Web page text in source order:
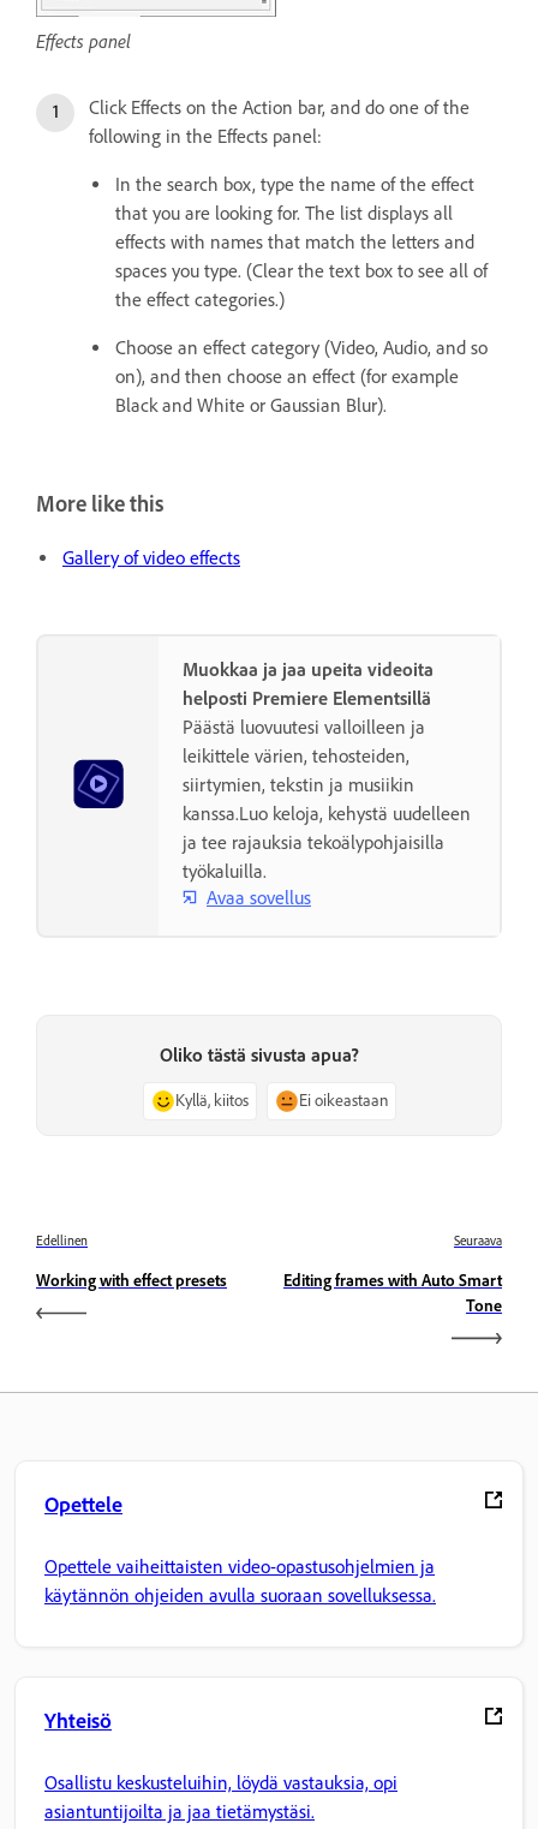
Effects panel
Click Effects on the Action bar, and do one of the
following in the Effects panel:
In the search box, type the name of the effect
that you are looking for. The list displays all
effects with names that match the letters and
spaces you type. (Clear the text box to see all of
the effect categories.)
Choose an effect category (Video, Audio, and so
on), and then choose an effect (for example
Black and White or Gaussian Blur).
More like this
Gallery of video effects
Muokkaa ja jaa upeita videoita
helposti Premiere Elementsillä
Päästä luovuutesi valloilleen ja
leikittele värien, tehosteiden,
siirtymien, tekstin ja musiikin
kanssa.Luo keloja, kehystä uudelleen
ja tee rajauksia tekoälypohjaisilla
työkaluilla.
Avaa sovellus
Oliko tästä sivusta apua?
Kyllä, kiitos Ei oikeastaan
Edellinen
Working with effect presets
Seuraava
Editing frames with Auto Smart
Tone
Opettele
Opettele vaiheittaisten video-opastusohjelmien ja
käytännön ohjeiden avulla suoraan sovelluksessa.
Yhteisö
Osallistu keskusteluihin, löydä vastauksia, opi
asiantuntijoilta ja jaa tietämystäsi.